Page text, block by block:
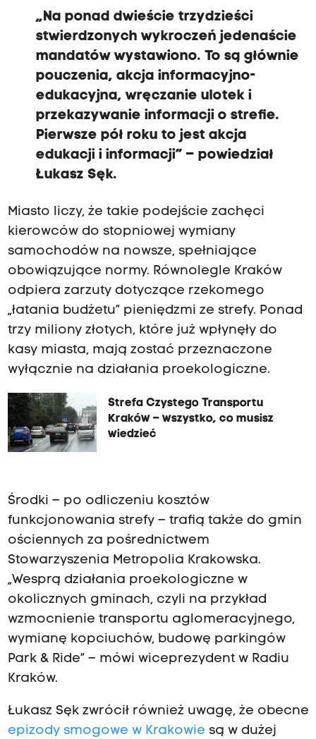
„Na ponad dwieście trzydzieści
stwierdzonych wykroczeń jedenaście
mandatów wystawiono. To są głównie
pouczenia, akcja informacyjno-
edukacyjna, wręczanie ulotek i
przekazywanie informacji o strefie.
Pierwsze pół roku to jest akcja
edukacji i informacji” – powiedział
Łukasz Sęk.
Miasto liczy, że takie podejście zachęci
kierowców do stopniowej wymiany
samochodów na nowsze, spełniające
obowiązujące normy. Równolegle Kraków
odpiera zarzuty dotyczące rzekomego
„łatania budżetu” pieniędzmi ze strefy. Ponad
trzy miliony złotych, które już wpłynęły do
kasy miasta, mają zostać przeznaczone
wyłącznie na działania proekologiczne.
Strefa Czystego Transportu
Kraków – wszystko, co musisz
wiedzieć
Środki – po odliczeniu kosztów
funkcjonowania strefy – trafią także do gmin
ościennych za pośrednictwem
Stowarzyszenia Metropolia Krakowska.
„Wesprą działania proekologiczne w
okolicznych gminach, czyli na przykład
wzmocnienie transportu aglomeracyjnego,
wymianę kopciuchów, budowę parkingów
Park & Ride” – mówi wiceprezydent w Radiu
Kraków.
Łukasz Sęk zwrócił również uwagę, że obecne
epizody smogowe w Krakowie są w dużej